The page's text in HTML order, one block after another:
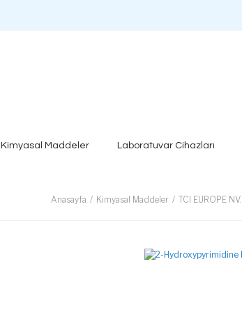
Kimyasal Maddeler Laboratuvar Cihazları
Anasayfa Kimyasal Maddeler TCI EUROPE NV.